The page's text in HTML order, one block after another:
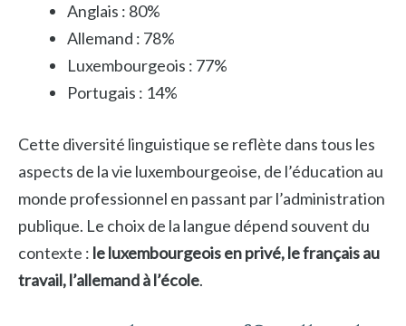
Anglais : 80%
Allemand : 78%
Luxembourgeois : 77%
Portugais : 14%
Cette diversité linguistique se reflète dans tous les
aspects de la vie luxembourgeoise, de l’éducation au
monde professionnel en passant par l’administration
publique. Le choix de la langue dépend souvent du
contexte : le luxembourgeois en privé, le français au
travail, l’allemand à l’école.